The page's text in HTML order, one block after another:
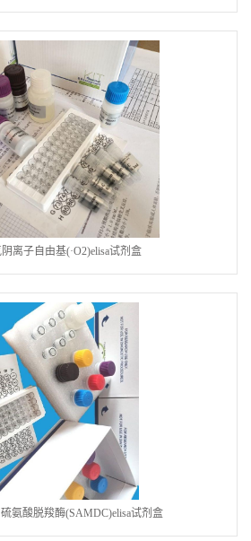
离子自由基(·O2)elisa试剂盒
氨酸脱羧酶(SAMDC)elisa试剂盒